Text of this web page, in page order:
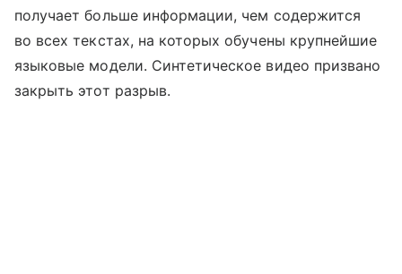
получает больше информации, чем содержится
во всех текстах, на которых обучены крупнейшие
языковые модели. Синтетическое видео призвано
закрыть этот разрыв.